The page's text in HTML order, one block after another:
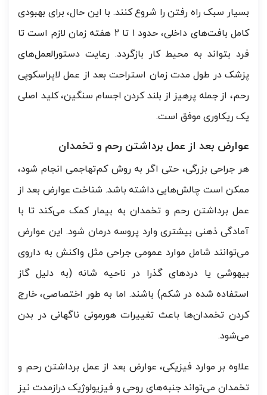
بسیار سبک راه رفتن را شروع کنند. با این حال، برای بهبودی
کامل بافت‌های داخلی، حدود ۱ تا ۲ هفته زمان لازم است تا
فرد بتواند به محیط کار بازگردد. رعایت دستورالعمل‌های
پزشک در طول مدت زمان استراحت بعد از عمل لاپراسکوپی
رحم، از جمله پرهیز از بلند کردن اجسام سنگین، کلید اصلی
یک ریکاوری موفق است.
عوارض بعد از عمل برداشتن رحم و تخمدان
هر جراحی بزرگی، حتی اگر به روش کم‌تهاجمی انجام شود،
ممکن است چالش‌هایی داشته باشد. شناخت عوارض بعد از
عمل برداشتن رحم و تخمدان به بیمار کمک می‌کند تا با
آمادگی ذهنی بیشتری وارد پروسه درمان شود. این عوارض
می‌توانند شامل موارد عمومی جراحی مثل واکنش به داروی
بیهوشی یا دردهای گذرا در ناحیه شانه (به دلیل گاز
استفاده شده در شکم) باشند. اما به طور اختصاصی، خارج
کردن تخمدان‌ها باعث تغییرات هورمونی ناگهانی در بدن
می‌شود.
علاوه بر موارد فیزیکی، عوارض بعد از عمل برداشتن رحم و
تخمدان می‌تواند جنبه‌های روحی و فیزیولوژیک درازمدت نیز